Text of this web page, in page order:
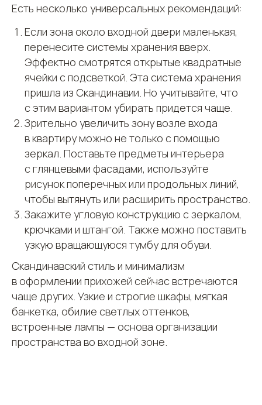
Есть несколько универсальных рекомендаций:
Если зона около входной двери маленькая,
перенесите системы хранения вверх.
Эффектно смотрятся открытые квадратные
ячейки с подсветкой. Эта система хранения
пришла из Скандинавии. Но учитывайте, что
с этим вариантом убирать придется чаще.
Зрительно увеличить зону возле входа
в квартиру можно не только с помощью
зеркал. Поставьте предметы интерьера
с глянцевыми фасадами, используйте
рисунок поперечных или продольных линий,
чтобы вытянуть или расширить пространство.
Закажите угловую конструкцию с зеркалом,
крючками и штангой. Также можно поставить
узкую вращающуюся тумбу для обуви.
Скандинавский стиль и минимализм
в оформлении прихожей сейчас встречаются
чаще других. Узкие и строгие шкафы, мягкая
банкетка, обилие светлых оттенков,
встроенные лампы — основа организации
пространства во входной зоне.
+7 916-387-49-38
+7 963-999-55-46
Whatsapp
Telegram